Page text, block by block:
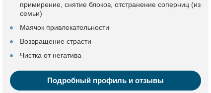
примирение, снятие блоков, отстранение соперниц (из
семьи)
Маячок привлекательности
Возвращение страсти
Чистка от негатива
Подробный профиль и отзывы